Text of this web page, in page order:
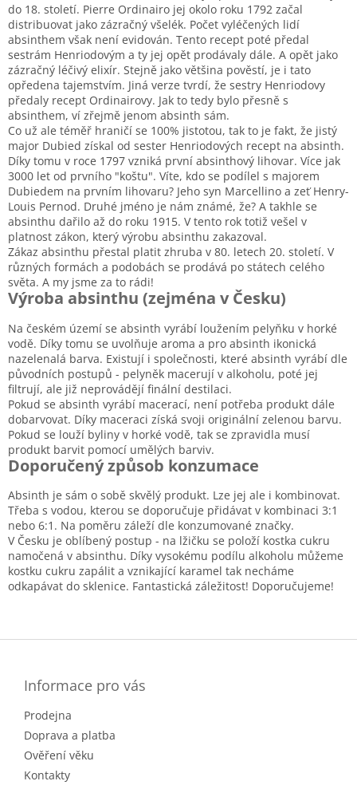
do 18. století. Pierre Ordinairo jej okolo roku 1792 začal
distribuovat jako zázračný všelék. Počet vyléčených lidí
absinthem však není evidován. Tento recept poté předal
sestrám Henriodovým a ty jej opět prodávaly dále. A opět jako
zázračný léčivý elixír. Stejně jako většina pověstí, je i tato
opředena tajemstvím. Jiná verze tvrdí, že sestry Henriodovy
předaly recept Ordinairovy. Jak to tedy bylo přesně s
absinthem, ví zřejmě jenom absinth sám.
Co už ale téměř hraničí se 100% jistotou, tak to je fakt, že jistý
major Dubied získal od sester Henriodových recept na absinth.
Díky tomu v roce 1797 vzniká první absinthový lihovar. Více jak
3000 let od prvního "koštu". Víte, kdo se podílel s majorem
Dubiedem na prvním lihovaru? Jeho syn Marcellino a zeť Henry-
Louis Pernod. Druhé jméno je nám známé, že? A takhle se
absinthu dařilo až do roku 1915. V tento rok totiž vešel v
platnost zákon, který výrobu absinthu zakazoval.
Zákaz absinthu přestal platit zhruba v 80. letech 20. století. V
různých formách a podobách se prodává po státech celého
světa. A my jsme za to rádi!
Výroba absinthu (zejména v Česku)
Na českém území se absinth vyrábí loužením pelyňku v horké
vodě. Díky tomu se uvolňuje aroma a pro absinth ikonická
nazelenalá barva. Existují i společnosti, které absinth vyrábí dle
původních postupů - pelyněk macerují v alkoholu, poté jej
filtrují, ale již neprovádějí finální destilaci.
Pokud se absinth vyrábí macerací, není potřeba produkt dále
dobarvovat. Díky maceraci získá svoji originální zelenou barvu.
Pokud se louží byliny v horké vodě, tak se zpravidla musí
produkt barvit pomocí umělých barviv.
Doporučený způsob konzumace
Absinth je sám o sobě skvělý produkt. Lze jej ale i kombinovat.
Třeba s vodou, kterou se doporučuje přidávat v kombinaci 3:1
nebo 6:1. Na poměru záleží dle konzumované značky.
V Česku je oblíbený postup - na lžičku se položí kostka cukru
namočená v absinthu. Díky vysokému podílu alkoholu můžeme
kostku cukru zapálit a vznikající karamel tak necháme
odkapávat do sklenice. Fantastická záležitost! Doporučujeme!
Informace pro vás
Prodejna
Doprava a platba
Ověření věku
Kontakty